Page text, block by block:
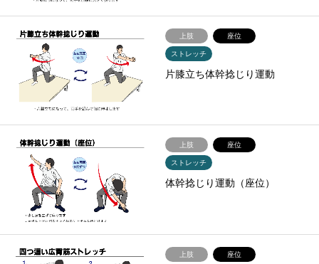
上肢 座位
ストレッチ
片膝立ち体幹捻じり運動
上肢 座位
ストレッチ
体幹捻じり運動（座位）
上肢 座位